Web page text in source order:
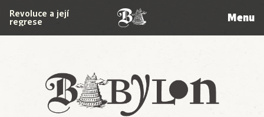
Babylon
Revoluce a její
regrese Menu